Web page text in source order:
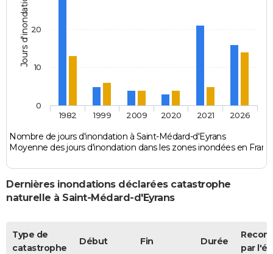
Jours d'inondation
Nombre de jours d'inondation à Saint-Médard-d'Eyrans
Moyenne des jours d'inondation dans les zones inondées en
1982 1999 2009 2020 2021 2026
0
10
20
Dernières inondations déclarées catastrophe
naturelle à Saint-Médard-d'Eyrans
Type de
catastrophe
Début Fin Durée
par